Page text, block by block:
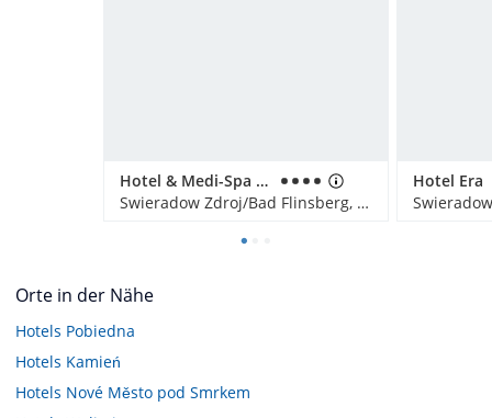
Hotel & Medi-Spa Biały Kamień
Swieradow Zdroj/Bad Flinsberg, Polen
Hotel Era
Orte in der Nähe
Hotels Pobiedna
Hotels Kamień
Hotels Nové Město pod Smrkem